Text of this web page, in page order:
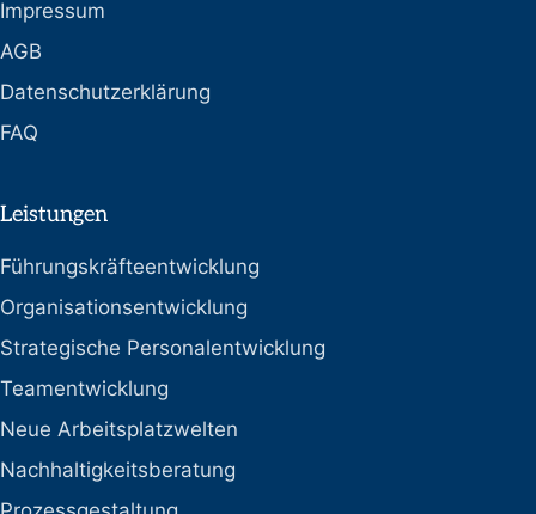
Impressum
AGB
Datenschutzerklärung
FAQ
Leistungen
Führungskräfteentwicklung
Organisationsentwicklung
Strategische Personalentwicklung
Teamentwicklung
Neue Arbeitsplatzwelten
Nachhaltigkeitsberatung